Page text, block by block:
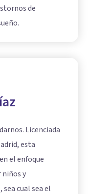
de
Licenciada
esta
el enfoque
y
cual sea el